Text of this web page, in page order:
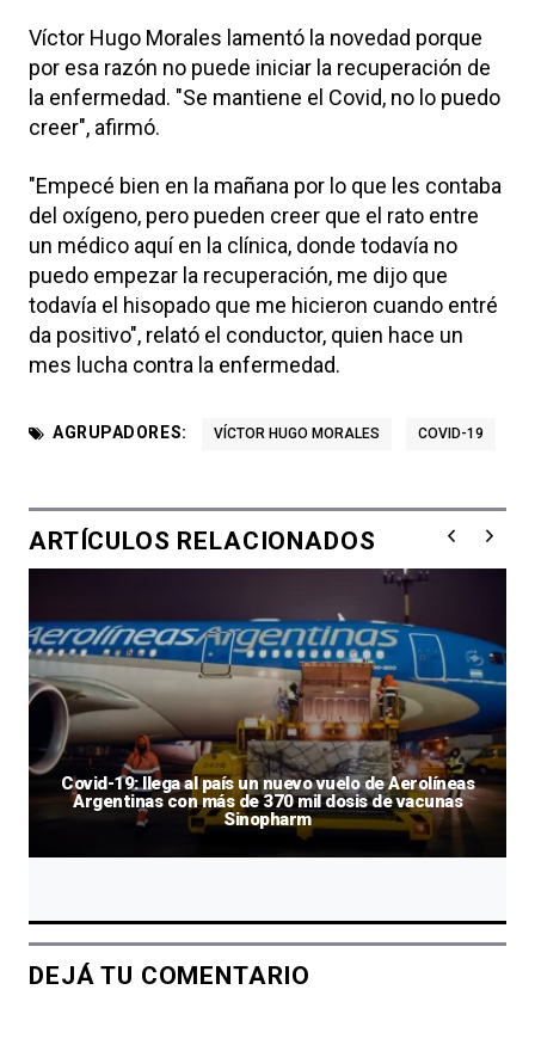
Víctor Hugo Morales lamentó la novedad porque
por esa razón no puede iniciar la recuperación de
la enfermedad. "Se mantiene el Covid, no lo puedo
creer", afirmó.
"Empecé bien en la mañana por lo que les contaba
del oxígeno, pero pueden creer que el rato entre
un médico aquí en la clínica, donde todavía no
puedo empezar la recuperación, me dijo que
todavía el hisopado que me hicieron cuando entré
da positivo", relató el conductor, quien hace un
mes lucha contra la enfermedad.
AGRUPADORES: VÍCTOR HUGO MORALES COVID-19
ARTÍCULOS RELACIONADOS
Covid-19: llega al país un nuevo vuelo de Aerolíneas
Argentinas con más de 370 mil dosis de vacunas
Sinopharm
DEJÁ TU COMENTARIO